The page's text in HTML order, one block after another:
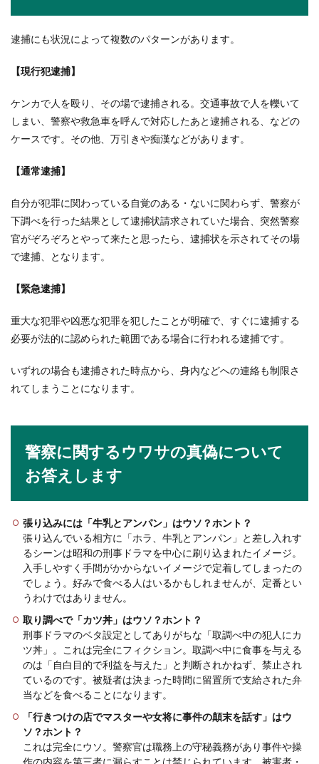
逮捕にも状況によって複数のパターンがあります。
【現行犯逮捕】
ケンカで人を殴り、その場で逮捕される。交通事故で人を轢いて
しまい、警察や救急車を呼んで対応したあと逮捕される、などの
ケースです。その他、万引きや痴漢などがあります。
【通常逮捕】
自分が犯罪に関わっている自覚のある・ないに関わらず、警察が
下調べを行った結果として逮捕状請求されていた場合、突然警察
官がぞろぞろとやって来たと思ったら、逮捕状を示されてその場
で逮捕、となります。
【緊急逮捕】
重大な犯罪や凶悪な犯罪を犯したことが明確で、すぐに逮捕する
必要が法的に認められた範囲である場合に行われる逮捕です。
いずれの場合も逮捕された時点から、身内などへの連絡も制限さ
れてしまうことになります。
警察に関するウワサの真偽について
お答えします
張り込みには「牛乳とアンパン」はウソ？ホント？
張り込んでいる相方に「ホラ、牛乳とアンパン」と差し入れす
るシーンは昭和の刑事ドラマを中心に刷り込まれたイメージ。
入手しやすく手間がかからないイメージで定着してしまったの
でしょう。好みで食べる人はいるかもしれませんが、定番とい
うわけではありません。
取り調べで「カツ丼」はウソ？ホント？
刑事ドラマのベタ設定としてありがちな「取調べ中の犯人にカ
ツ丼」。これは完全にフィクション。取調べ中に食事を与える
のは「自白目的で利益を与えた」と判断されかねず、禁止され
ているのです。被疑者は決まった時間に留置所で支給された弁
当などを食べることになります。
「行きつけの店でマスターや女将に事件の顛末を話す」はウ
ソ？ホント？
これは完全にウソ。警察官は職務上の守秘義務があり事件や操
作の内容を第三者に漏らすことは禁じられています。被害者・